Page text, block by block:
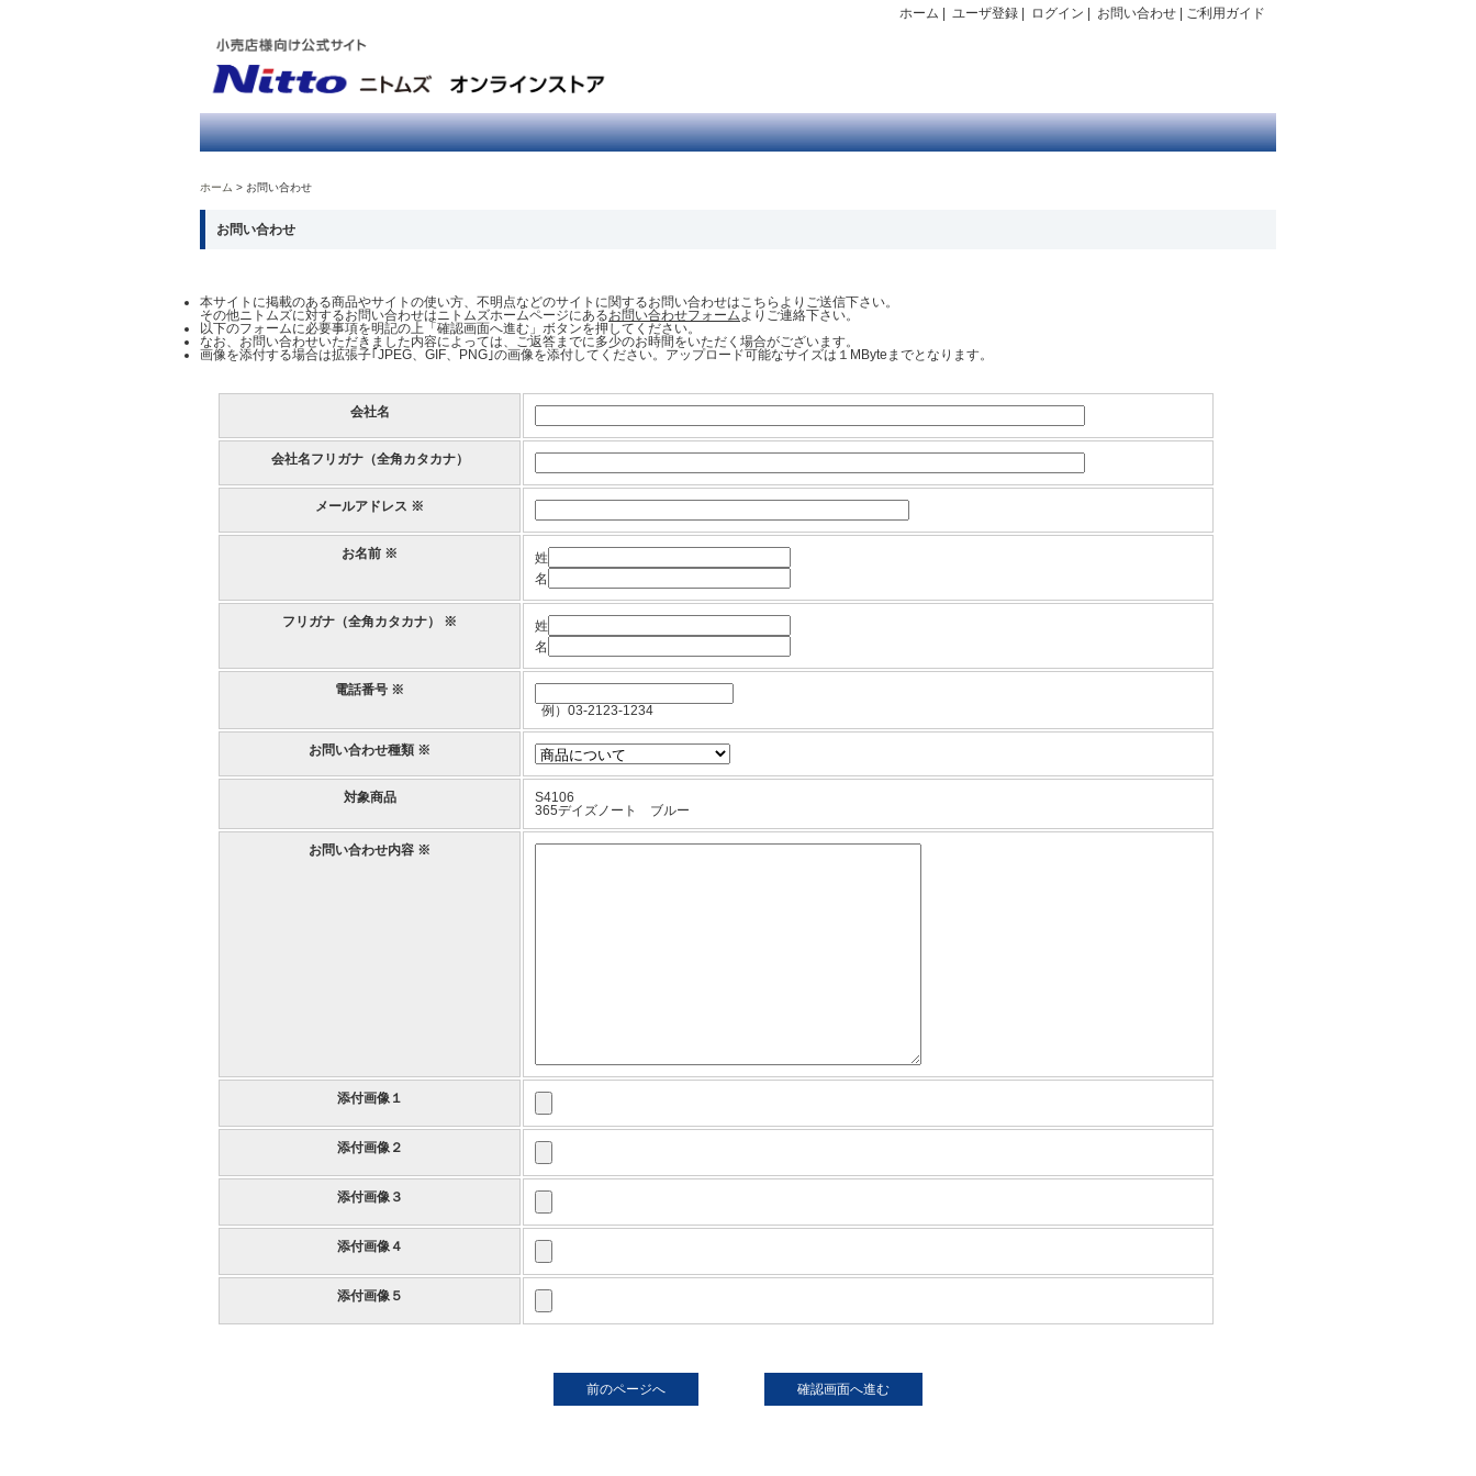
ホーム ユーザ登録 ログイン お問い合わせ ご利用ガイド
ホーム お問い合わせ
お問い合わせ
本サイトに掲載のある商品やサイトの使い方、不明点などのサイトに関するお問い合わせはこちらよりご送信下さい。
その他ニトムズに対するお問い合わせはニトムズホームページにあるお問い合わせフォームよりご連絡下さい。
以下のフォームに必要事項を明記の上「確認画面へ進む」ボタンを押してください。
なお、お問い合わせいただきました内容によっては、ご返答までに多少のお時間をいただく場合がございます。
画像を添付する場合は拡張子｢JPEG、GIF、PNG｣の画像を添付してください。アップロード可能なサイズは１MByteまでとなります。
会社名
会社名フリガナ（全角カタカナ）
メールアドレス ※
お名前 ※
姓
名
フリガナ（全角カタカナ） ※
姓
名
電話番号 ※
例）03-2123-1234
お問い合わせ種類 ※
対象商品
S4106
365デイズノート ブルー
お問い合わせ内容 ※
添付画像１
添付画像２
添付画像３
添付画像４
添付画像５
前のページへ 確認画面へ進む